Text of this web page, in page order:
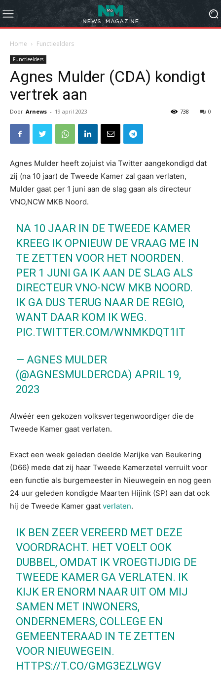
Home Functieelders
Functieelders
Agnes Mulder (CDA) kondigt
vertrek aan
Door Arnews - 19 april 2023 0
738
Agnes Mulder heeft zojuist via Twitter aangekondigd dat
zij (na 10 jaar) de Tweede Kamer zal gaan verlaten,
Mulder gaat per 1 juni aan de slag gaan als directeur
VNO,NCW MKB Noord.
NA 10 JAAR IN DE TWEEDE KAMER
KREEG IK OPNIEUW DE VRAAG ME IN
TE ZETTEN VOOR HET NOORDEN.
PER 1 JUNI GA IK AAN DE SLAG ALS
DIRECTEUR VNO-NCW MKB NOORD.
IK GA DUS TERUG NAAR DE REGIO,
WANT DAAR KOM IK WEG.
PIC.TWITTER.COM/WNMKDQT1IT
— AGNES MULDER
(@AGNESMULDERCDA)APRIL 19,
2023
Alwéér een gekozen volksvertegenwoordiger die de
Tweede Kamer gaat verlaten.
Exact een week geleden deelde Marijke van Beukering
(D66) mede dat zij haar Tweede Kamerzetel verruilt voor
een functie als burgemeester in Nieuwegein en nog geen
24 uur geleden kondigde Maarten Hijink (SP) aan dat ook
hij de Tweede Kamer gaat verlaten.
IK BEN ZEER VEREERD MET DEZE
VOORDRACHT. HET VOELT OOK
DUBBEL, OMDAT IK VROEGTIJDIG DE
TWEEDE KAMER GA VERLATEN. IK
KIJK ER ENORM NAAR UIT OM MIJ
SAMEN MET INWONERS,
ONDERNEMERS, COLLEGE EN
GEMEENTERAAD IN TE ZETTEN
VOOR NIEUWEGEIN.
HTTPS://T.CO/GMG3EZLWGV